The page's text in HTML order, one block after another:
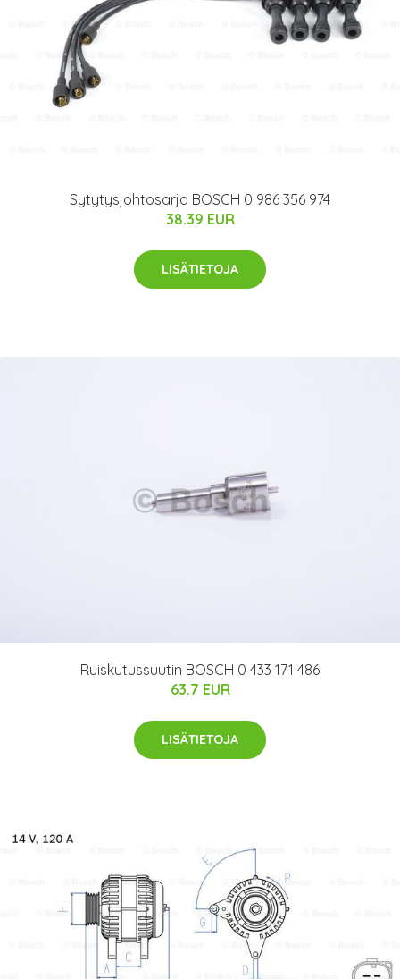
Sytytysjohtosarja BOSCH 0 986 356 974
38.39 EUR
LISÄTIETOJA
Ruiskutussuutin BOSCH 0 433 171 486
63.7 EUR
LISÄTIETOJA